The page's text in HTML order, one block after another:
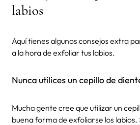
labios
Aquí tienes algunos consejos extra
a la hora de exfoliar tus labios.
Nunca utilices un cepillo de
Mucha gente cree que utilizar un
buena forma de exfoliarse los labios.